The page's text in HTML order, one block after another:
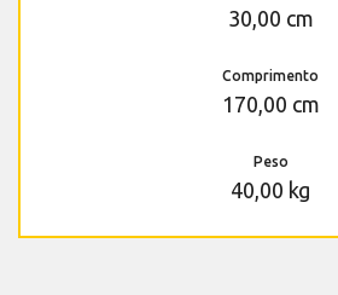
30,00 cm
Comprimento
170,00 cm
Peso
40,00 kg